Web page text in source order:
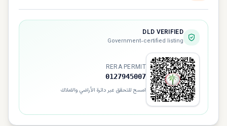
DLD VERIFIED
Government-certified listing
RERA PERMIT
0127945007
امسح للتحقق عبر دائرة الأراضي والاملاك